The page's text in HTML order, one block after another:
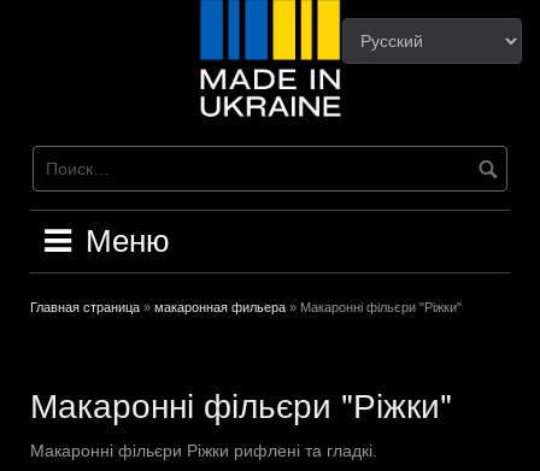
Меню
Главная страница » макаронная фильера » Макаронні фільєри "Ріжки"
Макаронні фільєри "Ріжки"
Макаронні фільєри Ріжки рифлені та гладкі.